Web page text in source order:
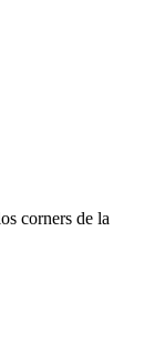
corners de la